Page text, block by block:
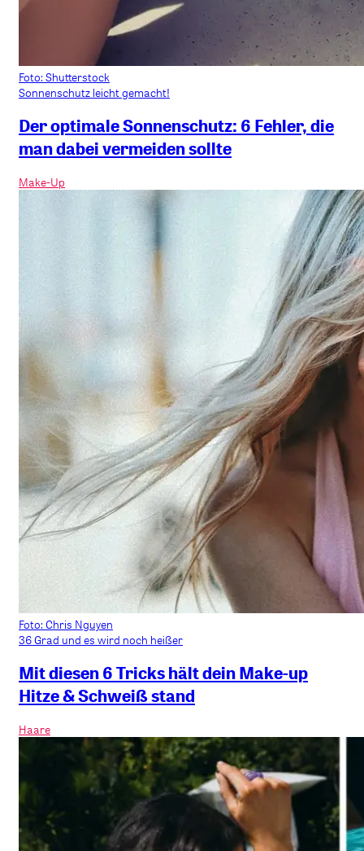
Foto: Shutterstock
Sonnenschutz leicht gemacht!
Der optimale Sonnenschutz: 6 Fehler, die
man dabei vermeiden sollte
Make-Up
Foto: Chris Nguyen
36 Grad und es wird noch heißer
Mit diesen 6 Tricks hält dein Make-up
Hitze & Schweiß stand
Haare